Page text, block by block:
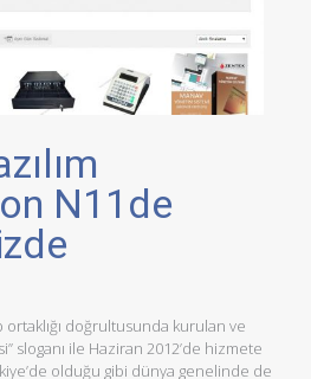
N11de
doğrultusunda kurulan ve
sloganı ile Haziran 2012’de hizmete
olduğu gibi dünya genelinde de